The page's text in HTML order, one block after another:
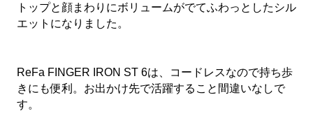
トップと顔まわりにボリュームがでてふわっとしたシル
エットになりました。
ReFa FINGER IRON ST 6は、コードレスなので持ち歩
きにも便利。お出かけ先で活躍すること間違いなしで
す。